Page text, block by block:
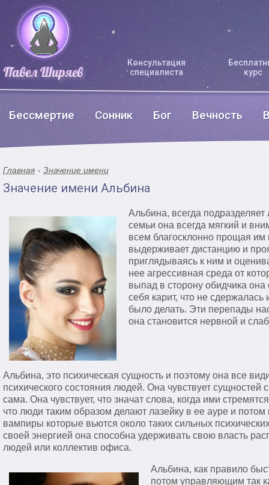
Консультация
специалиста
курс
Бессмертие Сонник Бог Вечность
Главная Значение имени
Значение имени Альбина
Альбина, всегда
семьи она всегда мягкий и
всем благосклонно прощая
выдерживает дистанцию и
приглядываясь к ним и
нее агрессивная среда от
выпад в сторону обидчика она
себя карит, что не
было делать. Эти перепады
она становится нервной и
Альбина, это психическая сущность и поэтому она все
психического состояния людей. Она чувствует сущностей
сама. Она чувствует, что значат слова, когда ими
что люди таким образом делают лазейку в ее ауре и
вампиры которые вьются около таких сильных
своей энергией она способна удерживать свою власть
людей или коллектив офиса.
Альбина, как правило
потом управляющим так